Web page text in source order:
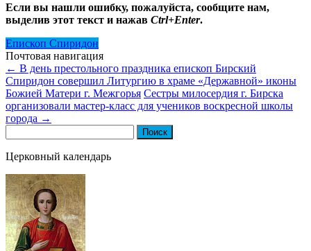
Если вы нашли ошибку, пожалуйста, сообщите нам,
выделив этот текст и нажав Ctrl+Enter.
Епископ Спиридон
Почтовая навигация
← В день престольного праздника епископ Бирский
Спиридон совершил Литургию в храме «Державной» иконы
Божией Матери г. Межгорья Сестры милосердия г. Бирска
организовали мастер-класс для учеников воскресной школы
города →
Церковный календарь